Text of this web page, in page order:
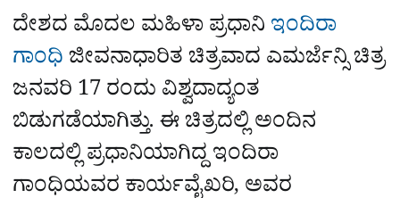
ದೇಶದ ಮೊದಲ ಮಹಿಳಾ ಪ್ರಧಾನಿ ಇಂದಿರಾ
ಗಾಂಧಿಜೀವನಾಧಾರಿತ ಚಿತ್ರವಾದ ಎಮರ್ಜೆನ್ಸಿ ಚಿತ್ರ
ಜನವರಿ 17 ರಂದು ವಿಶ್ವದಾದ್ಯಂತ
ಬಿಡುಗಡೆಯಾಗಿತ್ತು. ಈ ಚಿತ್ರದಲ್ಲಿ ಅಂದಿನ
ಕಾಲದಲ್ಲಿ ಪ್ರಧಾನಿಯಾಗಿದ್ದ ಇಂದಿರಾ
ಗಾಂಧಿಯವರ ಕಾರ್ಯವೈಖರಿ, ಅವರ